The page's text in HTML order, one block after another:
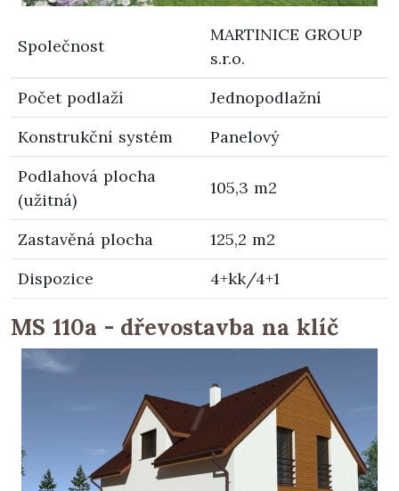
Společnost
MARTINICE GROUP
s.r.o.
Počet podlaží
Jednopodlažní
Konstrukční systém
Panelový
Podlahová plocha
(užitná)
105,3 m2
Zastavěná plocha
125,2 m2
Dispozice
4+kk/4+1
MS 110a - dřevostavba na klíč